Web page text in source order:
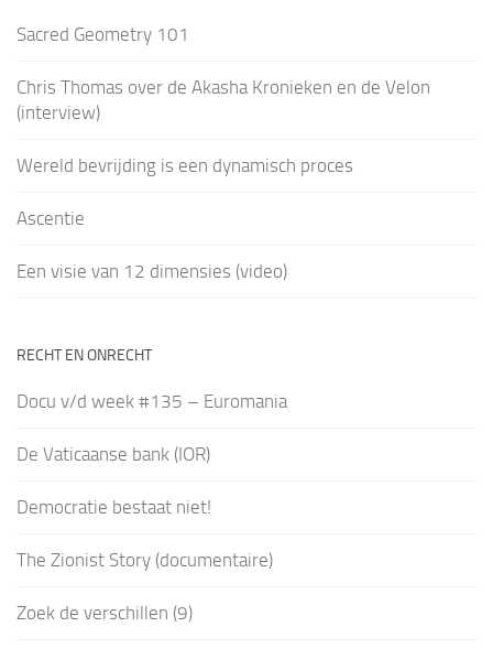
Sacred Geometry 101
Chris Thomas over de Akasha Kronieken en de Velon
(interview)
Wereld bevrijding is een dynamisch proces
Ascentie
Een visie van 12 dimensies (video)
RECHT EN ONRECHT
Docu v/d week #135 – Euromania
De Vaticaanse bank (IOR)
Democratie bestaat niet!
The Zionist Story (documentaire)
Zoek de verschillen (9)